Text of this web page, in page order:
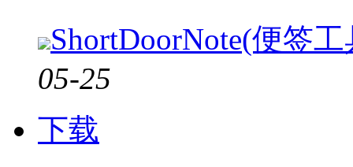
ShortDoorNote(便签
05-25
下载